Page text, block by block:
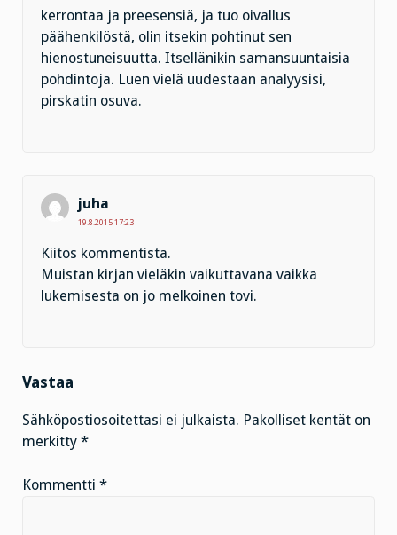
kerrontaa ja preesensiä, ja tuo oivallus
päähenkilöstä, olin itsekin pohtinut sen
hienostuneisuutta. Itsellänikin samansuuntaisia
pohdintoja. Luen vielä uudestaan analyysisi,
pirskatin osuva.
juha
19.8.2015 17:23
Kiitos kommentista.
Muistan kirjan vieläkin vaikuttavana vaikka
lukemisesta on jo melkoinen tovi.
Vastaa
Sähköpostiosoitettasi ei julkaista. Pakolliset kentät on
merkitty *
Kommentti *